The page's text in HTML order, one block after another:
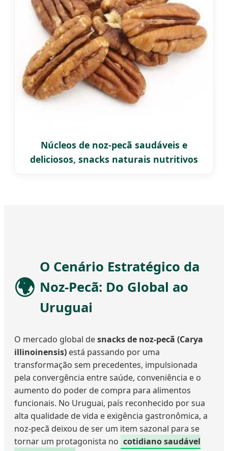
Núcleos de noz-pecã saudáveis e
deliciosos, snacks naturais nutritivos
O Cenário Estratégico da
Noz-Pecã: Do Global ao
Uruguai
O mercado global desnacks de noz-pecã (Carya
illinoinensis) está passando por uma
transformação sem precedentes, impulsionada
pela convergência entre saúde, conveniência e o
aumento do poder de compra para alimentos
funcionais. No Uruguai, país reconhecido por sua
alta qualidade de vida e exigência gastronômica, a
noz-pecã deixou de ser um item sazonal para se
tornar um protagonista no cotidiano saudável